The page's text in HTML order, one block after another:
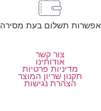
אפשרות תשלום בעת מסירה
צור קשר
אודותינו
מדיניות פרטיות
תקנון שריון המוצר
הצהרת נגישות